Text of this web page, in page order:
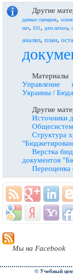
Другие
данные сценария,
нач, 631 , дата начала,
анализ, план,
Управление
Украины /
Другие
Источники
Структура
Верстка
документов
Переоценка
Мы на Facebook
© Учебный